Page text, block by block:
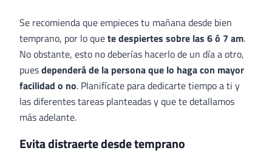
Se recomienda que empieces tu mañana desde bien
temprano, por lo quete despiertes sobre las 6 ó 7 am.
No obstante, esto no deberías hacerlo de un día a otro,
puesdependerá de la persona que lo haga con mayor
facilidad o no. Planifícate para dedicarte tiempo a ti y
las diferentes tareas planteadas y que te detallamos
más adelante.
Evita distraerte desde temprano